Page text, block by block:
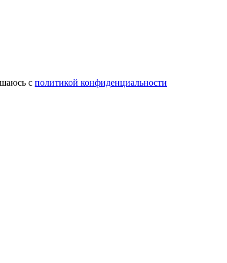
с политикой конфиденциальности